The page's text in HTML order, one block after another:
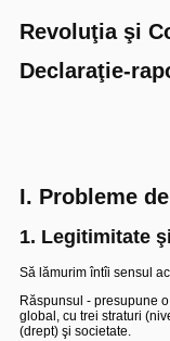
Revoluţia şi
Declaraţie-
I. Probleme
1. Legitimitate
Să lămurim întîi sensul
Răspunsul - presupune
global, cu trei straturi
(drept) şi societate.